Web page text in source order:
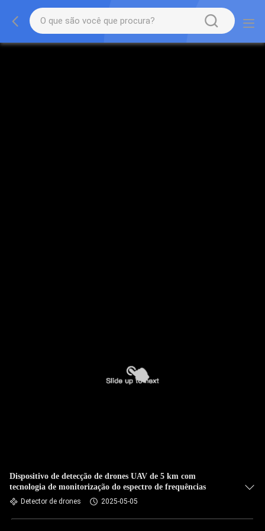
Dispositivo de detecção de drones UAV de 5 km com
tecnologia de monitorização do espectro de frequências
Detector de drones 2025-05-05